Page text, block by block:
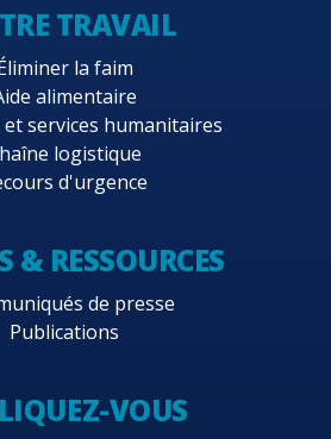
TRAVAIL
la faim
alimentaire
et services humanitaires
logistique
d'urgence
& RESSOURCES
de presse
Publications
VOUS